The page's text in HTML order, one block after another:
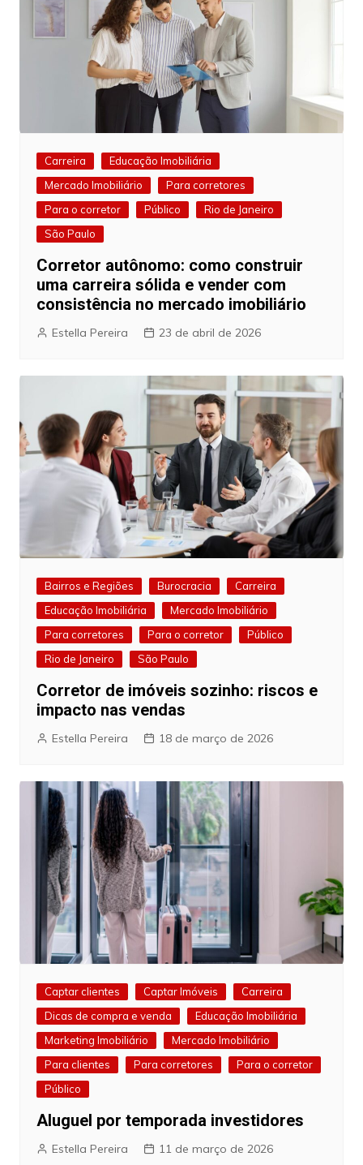
Carreira
Educação Imobiliária
Mercado Imobiliário
Para corretores
Para o corretor
Público
Rio de Janeiro
São Paulo
Corretor autônomo: como construir
uma carreira sólida e vender com
consistência no mercado imobiliário
Estella Pereira 23 de abril de 2026
Bairros e Regiões Burocracia
Carreira
Educação Imobiliária
Mercado Imobiliário
Para corretores
Para o corretor
Público
Rio de Janeiro
São Paulo
Corretor de imóveis sozinho: riscos e
impacto nas vendas
Estella Pereira 18 de março de 2026
Captar clientes Captar Imóveis
Carreira
Dicas de compra e venda
Educação Imobiliária
Marketing Imobiliário
Mercado Imobiliário
Para clientes
Para corretores
Para o corretor
Público
Aluguel por temporada investidores
Estella Pereira 11 de março de 2026